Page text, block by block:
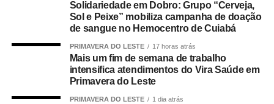
Solidariedade em Dobro: Grupo “Cerveja,
Sol e Peixe” mobiliza campanha de doação
de sangue no Hemocentro de Cuiabá
PRIMAVERA DO LESTE 17 horas atrás
Mais um fim de semana de trabalho
intensifica atendimentos do Vira Saúde em
Primavera do Leste
PRIMAVERA DO LESTE 1 dia atrás